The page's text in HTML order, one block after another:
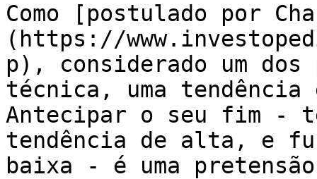
Como [postulado por
(https://
p), considerado um
técnica, uma
Antecipar o seu fim -
tendência de alta, e
baixa - é uma